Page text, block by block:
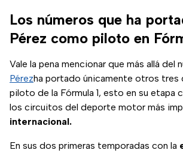
Los números que ha
Pérez como piloto en
Vale la pena mencionar que más allá del
Pérezha portado únicamente otros tres
piloto de la Fórmula 1, esto en su etapa
los circuitos del deporte motor más
internacional.
En sus dos primeras temporadas con la